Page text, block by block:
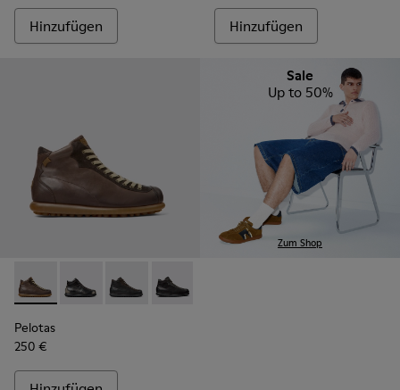
Hinzufügen Hinzufügen
Pelotas - 33766-126 - Braune Lederstiefeletten für Herren.
Pelotas - 33766-128
Pelotas - 33766-125
Pelotas - 33766-123
Pelotas
250 €
Sale
Up to 50%
Zum Shop